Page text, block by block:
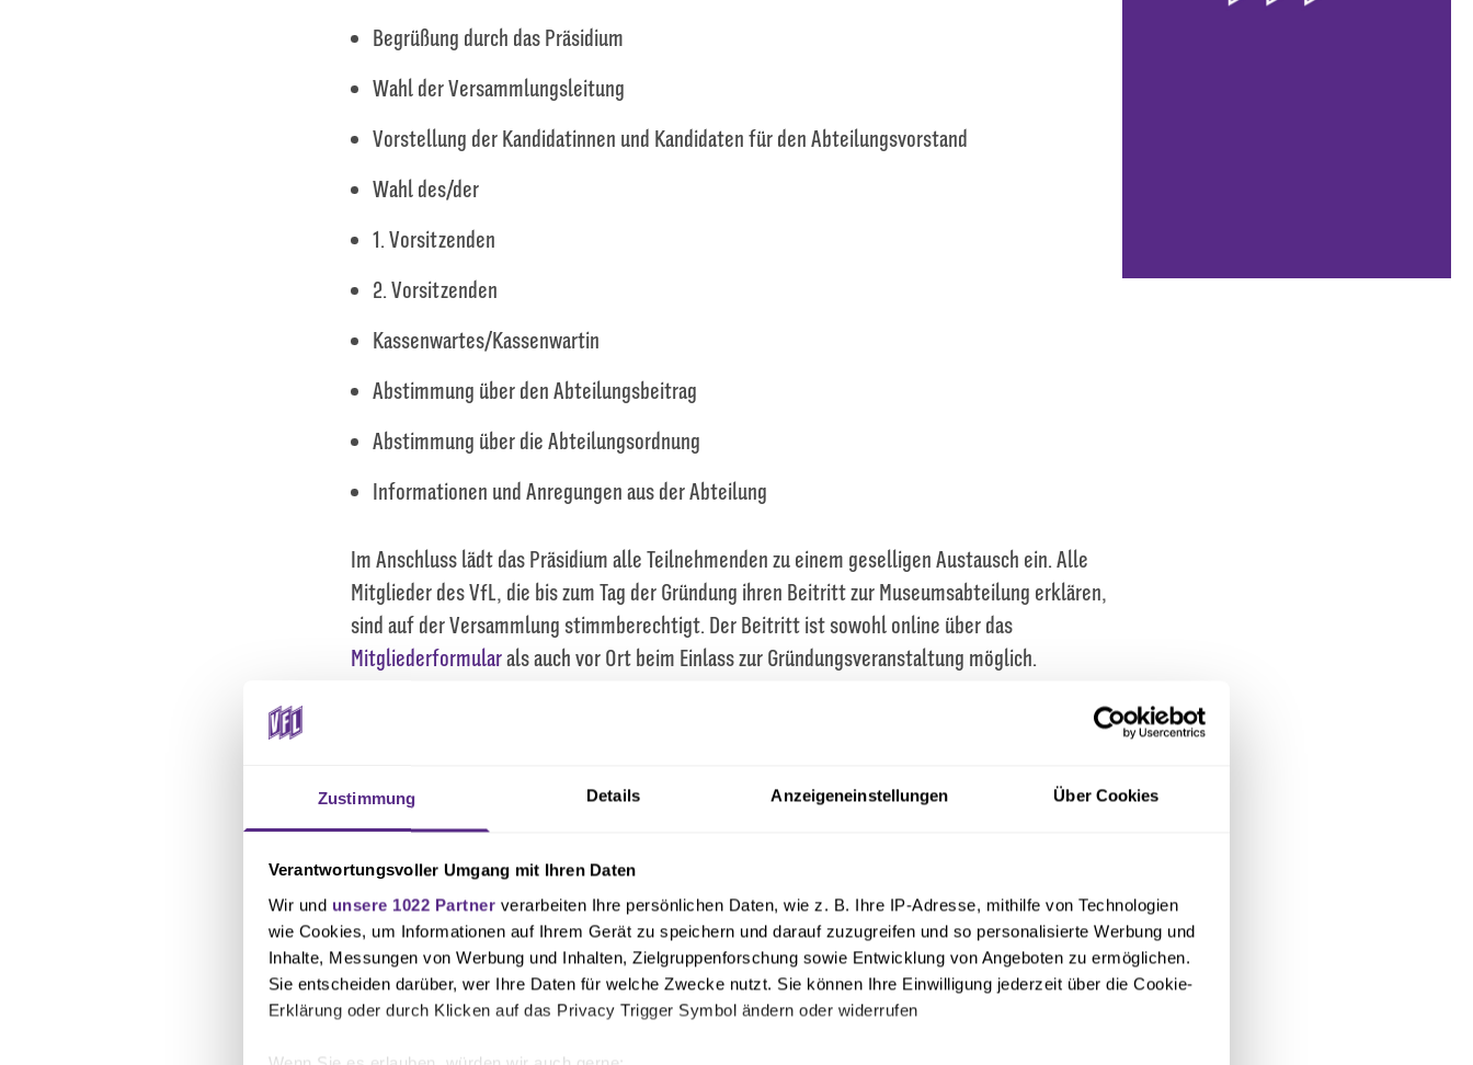
Zustimmung Details Anzeigeneinstellungen Über Cookies
Verantwortungsvoller Umgang mit Ihren Daten
Wir und unsere 1022 Partner verarbeiten Ihre persönlichen Daten, wie z. B. Ihre IP-Adresse, mithilfe von Technologien
wie Cookies, um Informationen auf Ihrem Gerät zu speichern und darauf zuzugreifen und so personalisierte Werbung und
Inhalte, Messungen von Werbung und Inhalten, Zielgruppenforschung sowie Entwicklung von Angeboten zu ermöglichen.
Sie entscheiden darüber, wer Ihre Daten für welche Zwecke nutzt. Sie können Ihre Einwilligung jederzeit über die Cookie-
Erklärung oder durch Klicken auf das Privacy Trigger Symbol ändern oder widerrufen
Begrüßung durch das Präsidium
Wahl der Versammlungsleitung
Vorstellung der Kandidatinnen und Kandidaten für den Abteilungsvorstand
Wahl des/der
1. Vorsitzenden
2. Vorsitzenden
Kassenwartes/Kassenwartin
Abstimmung über den Abteilungsbeitrag
Abstimmung über die Abteilungsordnung
Informationen und Anregungen aus der Abteilung
Im Anschluss lädt das Präsidium alle Teilnehmenden zu einem geselligen Austausch ein. Alle
Mitglieder des VfL, die bis zum Tag der Gründung ihren Beitritt zur Museumsabteilung erklären,
sind auf der Versammlung stimmberechtigt. Der Beitritt ist sowohl online über das
Mitgliederformularals auch vor Ort beim Einlass zur Gründungsveranstaltung möglich.
Zur besseren Organisation werden alle Mitglieder, die an der Versammlung teilnehmen
möchten, gebeten, sich über folgendes Formular anzumelden:
HIER ZUR GRÜNDUNGSVERANSTALTUNG ANMELDEN
Bitte beachten: